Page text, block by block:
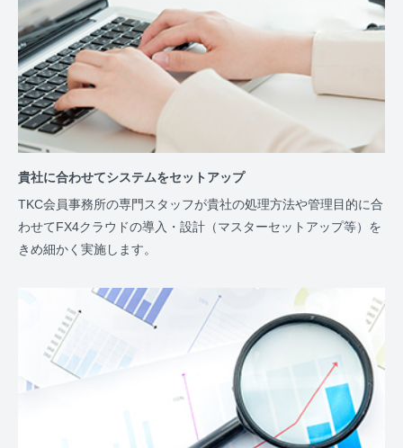
貴社に合わせてシステムをセットアップ
TKC会員事務所の専門スタッフが貴社の処理方法や管理目的に合
わせてFX4クラウドの導入・設計（マスターセットアップ等）を
きめ細かく実施します。